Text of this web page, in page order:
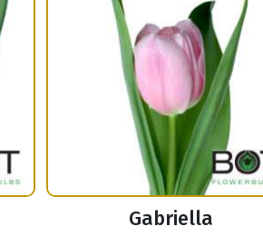
Gabriella